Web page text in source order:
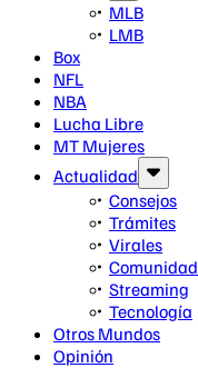
MLB
LMB
Box
NFL
NBA
Lucha Libre
MT Mujeres
Actualidad
Consejos
Trámites
Virales
Comunidad
Streaming
Tecnología
Otros Mundos
Opinión